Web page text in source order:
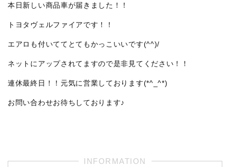
本日新しい商品車が届きました！！
トヨタヴェルファイアです！！
エアロも付いててとてもかっこいいです(^^)/
ネットにアップされてますので是非見てください！！
連休最終日！！元気に営業しております(*^_^*)
お問い合わせお待ちしております♪